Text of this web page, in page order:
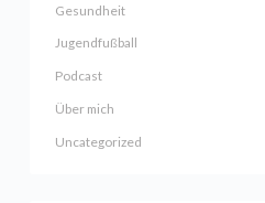
Gesundheit
Jugendfußball
Podcast
Über mich
Uncategorized